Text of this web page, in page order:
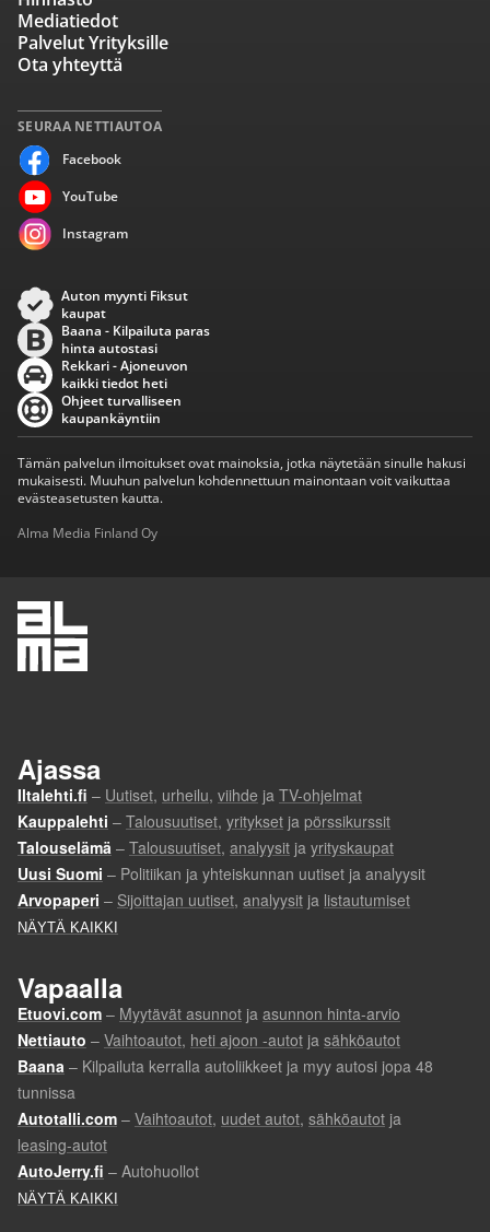
SEURAA NETTIAUTOA
Facebook
YouTube
Instagram
Mediatiedot
Palvelut Yrityksille
Ota yhteyttä
Auton myynti Fiksut
kaupat
Baana - Kilpailuta paras
hinta autostasi
Rekkari - Ajoneuvon
kaikki tiedot heti
Ohjeet turvalliseen
kaupankäyntiin
Tämän palvelun ilmoitukset ovat mainoksia, jotka näytetään sinulle hakusi
mukaisesti. Muuhun palvelun kohdennettuun mainontaan voit vaikuttaa
evästeasetusten kautta.
Alma Media Finland Oy